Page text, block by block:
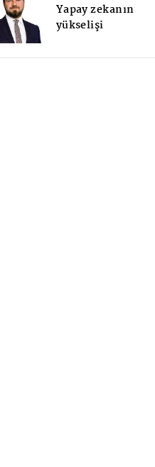
Yapay zekanın
yükselişi